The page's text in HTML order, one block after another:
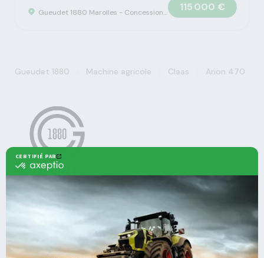
Gueudet 1880 Marolles - Concession Claas 115 000 €
Gueudet 1880 Machine agricole Claas Arion 470
Agricole
Solutions multimarques
Nos offres
Nos Services
Entretien